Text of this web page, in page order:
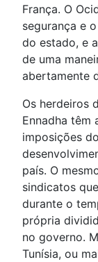
França. O
segurança e
do estado, e
de uma
abertamente
Os herdeiros
Ennadha têm
imposições
país. O
sindicatos
durante o
própria
no governo.
Tunísia, ou